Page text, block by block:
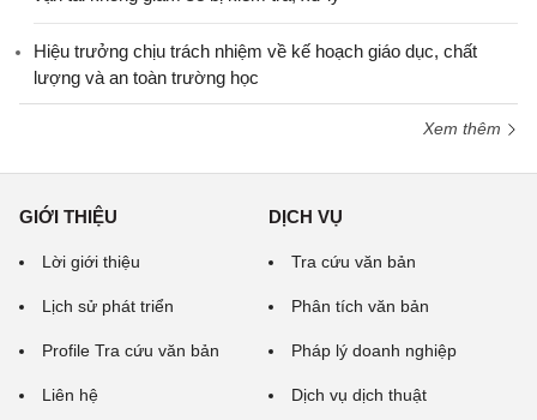
Hiệu trưởng chịu trách nhiệm về kế hoạch giáo dục, chất
lượng và an toàn trường học
Xem thêm
GIỚI THIỆU
Lời giới thiệu
Lịch sử phát triển
Profile Tra cứu văn bản
Liên hệ
DỊCH VỤ
Tra cứu văn bản
Phân tích văn bản
Pháp lý doanh nghiệp
Dịch vụ dịch thuật